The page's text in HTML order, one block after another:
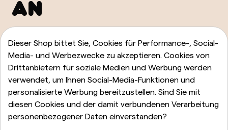
AN
Dieser Shop bittet Sie, Cookies für Performance-, Social-
Media- und Werbezwecke zu akzeptieren. Cookies von
Drittanbietern für soziale Medien und Werbung werden
verwendet, um Ihnen Social-Media-Funktionen und
personalisierte Werbung bereitzustellen. Sind Sie mit
diesen Cookies und der damit verbundenen Verarbeitung
personenbezogener Daten einverstanden?